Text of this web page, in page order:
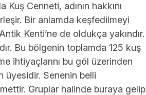
Cenneti, adının hakkını
Bir anlamda keşfedilmeyi
Kenti’ne de oldukça yakındır.
Bu bölgenin toplamda 125 kuş
ihtiyaçlarını bu göl üzerinden
üyesidir. Senenin belli
Gruplar halinde buraya gelip